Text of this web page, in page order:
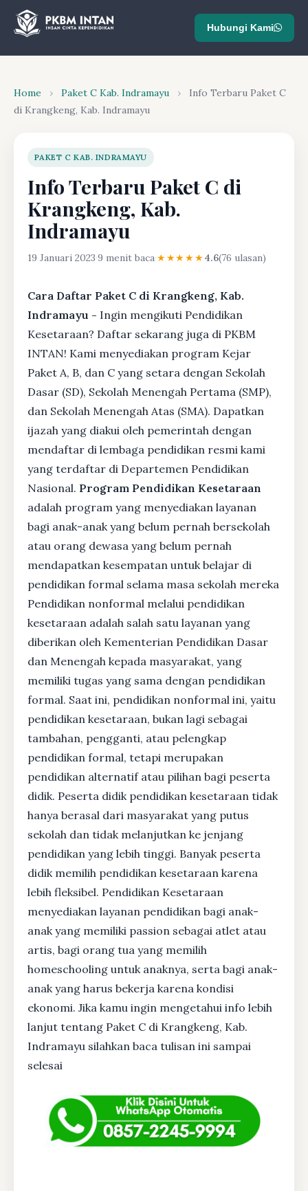
Hubungi Kami
Home › Paket C Kab. Indramayu ›
Info Terbaru Paket C
di Krangkeng, Kab. Indramayu
PAKET C KAB. INDRAMAYU
Info Terbaru Paket C di
Krangkeng, Kab.
Indramayu
19 Januari 2023·9 menit baca·★★★★★4.6(76 ulasan)
Cara Daftar Paket C di Krangkeng, Kab.
Indramayu - Ingin mengikuti Pendidikan
Kesetaraan? Daftar sekarang juga di PKBM
INTAN! Kami menyediakan program Kejar
Paket A, B, dan C yang setara dengan Sekolah
Dasar (SD), Sekolah Menengah Pertama (SMP),
dan Sekolah Menengah Atas (SMA). Dapatkan
ijazah yang diakui oleh pemerintah dengan
mendaftar di lembaga pendidikan resmi kami
yang terdaftar di Departemen Pendidikan
Nasional. Program Pendidikan Kesetaraan
adalah program yang menyediakan layanan
bagi anak-anak yang belum pernah bersekolah
atau orang dewasa yang belum pernah
mendapatkan kesempatan untuk belajar di
pendidikan formal selama masa sekolah mereka
Pendidikan nonformal melalui pendidikan
kesetaraan adalah salah satu layanan yang
diberikan oleh Kementerian Pendidikan Dasar
dan Menengah kepada masyarakat, yang
memiliki tugas yang sama dengan pendidikan
formal. Saat ini, pendidikan nonformal ini, yaitu
pendidikan kesetaraan, bukan lagi sebagai
tambahan, pengganti, atau pelengkap
pendidikan formal, tetapi merupakan
pendidikan alternatif atau pilihan bagi peserta
didik. Peserta didik pendidikan kesetaraan tidak
hanya berasal dari masyarakat yang putus
sekolah dan tidak melanjutkan ke jenjang
pendidikan yang lebih tinggi. Banyak peserta
didik memilih pendidikan kesetaraan karena
lebih fleksibel. Pendidikan Kesetaraan
menyediakan layanan pendidikan bagi anak-
anak yang memiliki passion sebagai atlet atau
artis, bagi orang tua yang memilih
homeschooling untuk anaknya, serta bagi anak-
anak yang harus bekerja karena kondisi
ekonomi. Jika kamu ingin mengetahui info lebih
lanjut tentang Paket C di Krangkeng, Kab.
Indramayu silahkan baca tulisan ini sampai
selesai